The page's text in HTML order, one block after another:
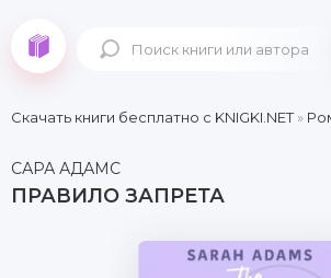
Скачать книги бесплатно c KNIGKI.NET»
САРА АДАМС
ПРАВИЛО ЗАПРЕТА